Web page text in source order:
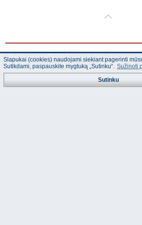
© "AS Akvedukts" 2026. Dalinai ar pilnai naudojant
būtina naudoti nuorodą Į "AS Akvedukts"!
Slapukai (cookies) naudojami siekiant pagerinti
Sutikdami, paspauskite mygtuką „Sutinku“. Sužinoti
Sutinku